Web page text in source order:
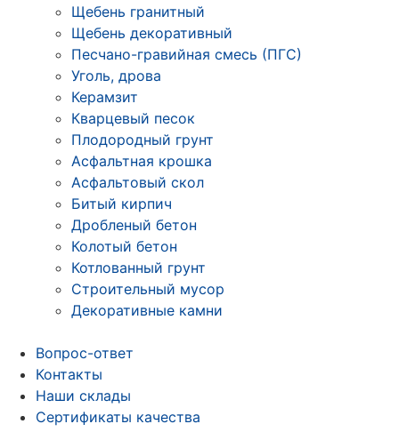
Щебень гранитный
Щебень декоративный
Песчано-гравийная смесь (ПГС)
Уголь, дрова
Керамзит
Кварцевый песок
Плодородный грунт
Асфальтная крошка
Асфальтовый скол
Битый кирпич
Дробленый бетон
Колотый бетон
Котлованный грунт
Строительный мусор
Декоративные камни
Вопрос-ответ
Контакты
Наши склады
Сертификаты качества